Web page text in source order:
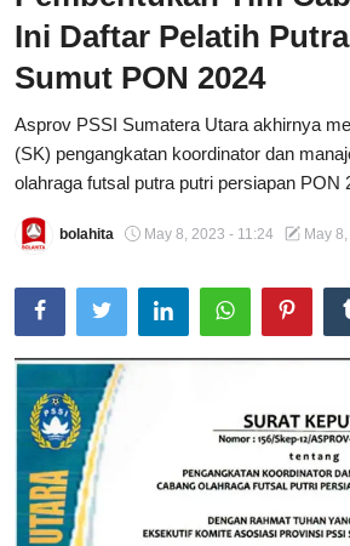
Total Sports
Contact
Pedoman Media Siber
Ini Daftar Pelatih
Sumut PON 2024
Asprov PSSI Sumatera Utara akhirnya
(SK) pengangkatan koordinator dan
olahraga futsal putra putri persiapan PON
bolahita May 8, 2023 - 11:24 May